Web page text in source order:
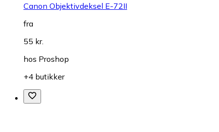
Canon Objektivdeksel E-72II
fra
55 kr.
hos Proshop
+4 butikker